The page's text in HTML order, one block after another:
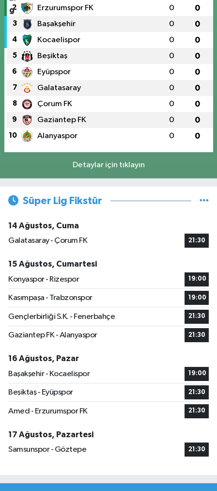
2 Erzurumspor FK 0 0
3 Başakşehir 0 0
4 Kocaelispor 0 0
5 Beşiktaş 0 0
6 Eyüpspor 0 0
7 Galatasaray 0 0
8 Çorum FK 0 0
9 Gaziantep FK 0 0
10 Alanyaspor 0 0
Detaylar için tıklayın
Süper Lig Fikstür
14 Ağustos, Cuma
Galatasaray - Çorum FK
21:30
15 Ağustos, Cumartesi
Konyaspor - Rizespor
19:00
Kasımpaşa - Trabzonspor 19:00
Gençlerbirliği S.K. - Fenerbahçe 21:30
Gaziantep FK - Alanyaspor 21:30
16 Ağustos, Pazar
Başakşehir - Kocaelispor
19:00
Beşiktaş - Eyüpspor 21:30
Amed - Erzurumspor FK 21:30
17 Ağustos, Pazartesi
Samsunspor - Göztepe
21:30